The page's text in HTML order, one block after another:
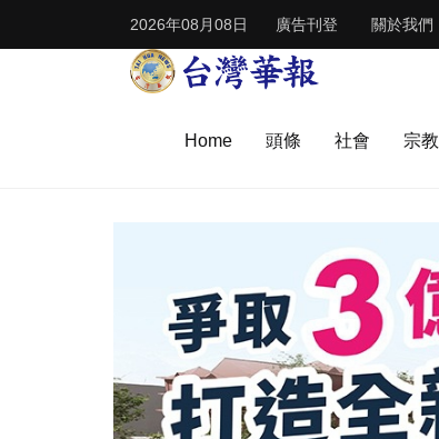
2026年08月08日 廣告刊登 關於我們
Home 頭條 社會 宗教